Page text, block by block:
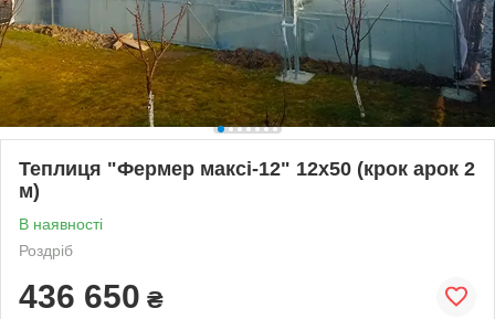
Теплиця "Фермер максі-12" 12х50 (крок арок 2
м)
В наявності
Роздріб
436 650 ₴